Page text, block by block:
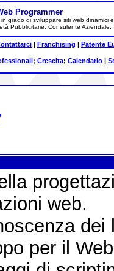
Programmer
in grado di sviluppare siti web
Pubblicitarie, Consulente
| Franchising | Patente
; Crescita; Calendario |
web.
dei
per il